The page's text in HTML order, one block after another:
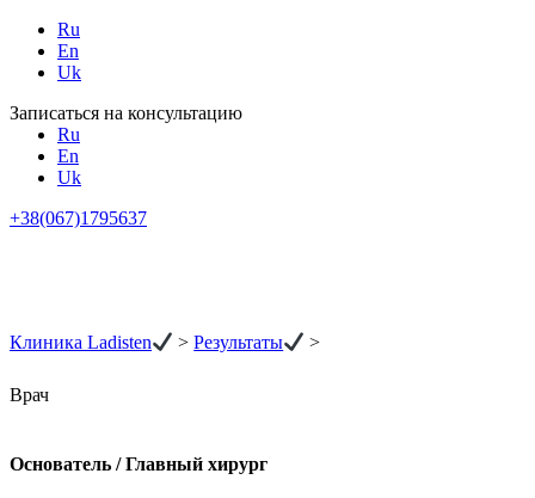
Ru
En
Uk
Записаться на консультацию
Ru
En
Uk
+38(067)1795637
Клиника Ladisten >Результаты >
Врач
Основатель / Главный хирург